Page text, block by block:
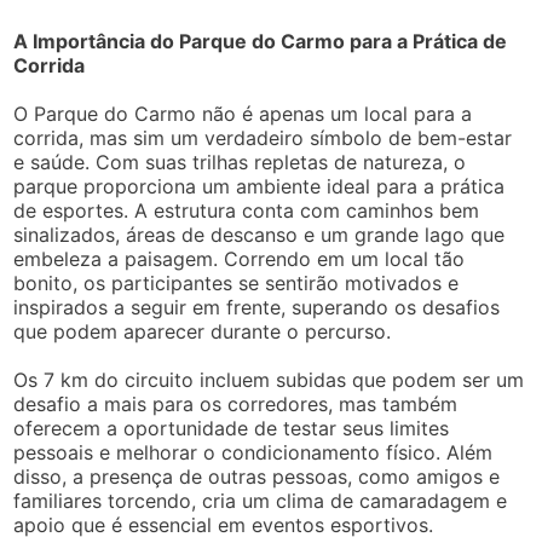
A Importância do Parque do Carmo para a Prática de
Corrida
O Parque do Carmo não é apenas um local para a
corrida, mas sim um verdadeiro símbolo de bem-estar
e saúde. Com suas trilhas repletas de natureza, o
parque proporciona um ambiente ideal para a prática
de esportes. A estrutura conta com caminhos bem
sinalizados, áreas de descanso e um grande lago que
embeleza a paisagem. Correndo em um local tão
bonito, os participantes se sentirão motivados e
inspirados a seguir em frente, superando os desafios
que podem aparecer durante o percurso.
Os 7 km do circuito incluem subidas que podem ser um
desafio a mais para os corredores, mas também
oferecem a oportunidade de testar seus limites
pessoais e melhorar o condicionamento físico. Além
disso, a presença de outras pessoas, como amigos e
familiares torcendo, cria um clima de camaradagem e
apoio que é essencial em eventos esportivos.